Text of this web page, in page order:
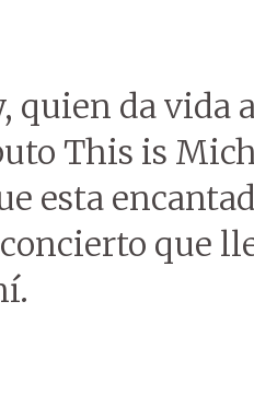
quien da vida
This is
esta
que